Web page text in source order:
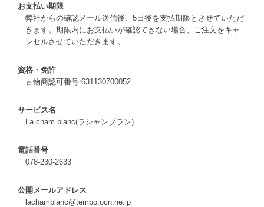
お支払い期限
弊社からの確認メール送信後、5日後を支払期限とさせていただ
きます。期限内にお支払いが確認できない場合、ご注文をキャ
ンセルさせていただきます。
資格・免許
古物商認可番号:631130700052
サービス名
La cham blanc(ラシャンブラン)
電話番号
078-230-2633
公開メールアドレス
lachamblanc@tempo.ocn.ne.jp